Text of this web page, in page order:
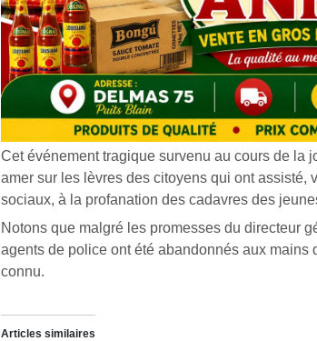
Cet événement tragique survenu au cours de la
amer sur les lèvres des citoyens qui ont assisté,
sociaux, à la profanation des cadavres des
Notons que malgré les promesses du directeur
agents de police ont été abandonnés aux mains
connu.
Articles similaires